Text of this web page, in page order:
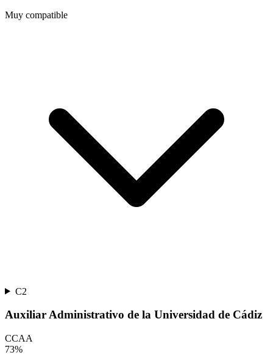
Muy compatible
C2
Auxiliar Administrativo de la Universidad de Cádiz
CCAA
73%